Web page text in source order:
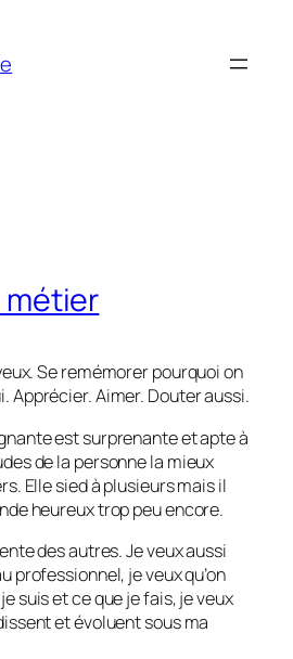
métier
Se remémorer pourquoi on
Apprécier. Aimer. Douter aussi.
est surprenante et apte à
de la personne la mieux
Elle sied à plusieurs mais il
heureux trop peu encore.
des autres. Je veux aussi
professionnel, je veux qu’on
suis et ce que je fais, je veux
et évoluent sous ma